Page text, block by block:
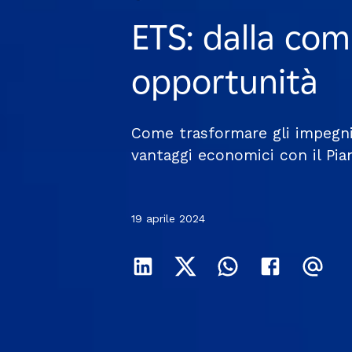
ETS: dalla
opportunità
Come trasformare gli
vantaggi economici con il
19 aprile 2024
ETS: dalla
opportunità
Come trasformare gli
vantaggi economici con il
19 aprile 2024
ETS: dalla
opportunità
Come trasformare gli
vantaggi economici con il
19 aprile 2024